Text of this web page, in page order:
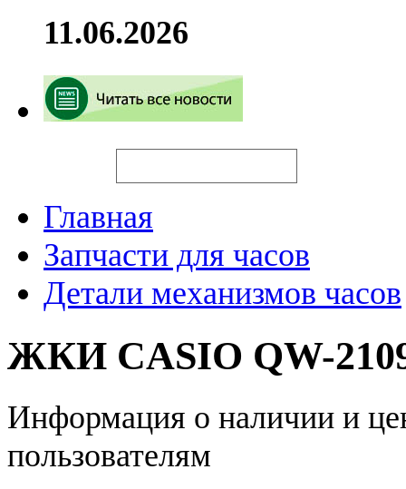
11.06.2026
Главная
Запчасти для часов
Детали механизмов часов
ЖКИ CASIO QW-
Информация о наличии и
пользователям